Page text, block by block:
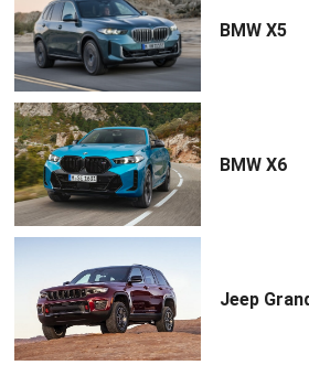
BMW X5
BMW X6
Jeep